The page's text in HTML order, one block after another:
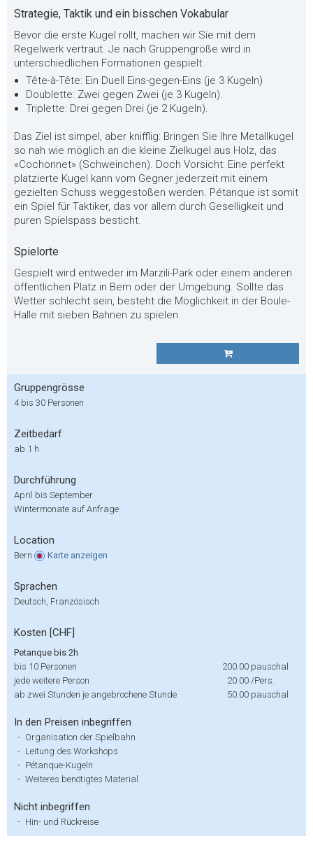
Strategie, Taktik und ein bisschen Vokabular
Bevor die erste Kugel rollt, machen wir Sie mit dem
Regelwerk vertraut. Je nach Gruppengröße wird in
unterschiedlichen Formationen gespielt:
Tête-à-Tête: Ein Duell Eins-gegen-Eins (je 3 Kugeln)
Doublette: Zwei gegen Zwei (je 3 Kugeln).
Triplette: Drei gegen Drei (je 2 Kugeln).
Das Ziel ist simpel, aber knifflig: Bringen Sie Ihre Metallkugel
so nah wie möglich an die kleine Zielkugel aus Holz, das
«Cochonnet» (Schweinchen). Doch Vorsicht: Eine perfekt
platzierte Kugel kann vom Gegner jederzeit mit einem
gezielten Schuss weggestoßen werden. Pétanque ist somit
ein Spiel für Taktiker, das vor allem durch Geselligkeit und
puren Spielspass besticht.
Spielorte
Gespielt wird entweder im Marzili-Park oder einem anderen
öffentlichen Platz in Bern oder der Umgebung. Sollte das
Wetter schlecht sein, besteht die Möglichkeit in der Boule-
Halle mit sieben Bahnen zu spielen.
Gruppengrösse
4 bis 30 Personen
Zeitbedarf
ab 1 h
Durchführung
April bis September
Wintermonate auf Anfrage
Location
Bern Karte anzeigen
Sprachen
Deutsch, Französisch
Kosten [CHF]
Petanque bis 2h
bis 10 Personen
200.00 pauschal
jede weitere Person
20.00 /Pers.
ab zwei Stunden je angebrochene Stunde
50.00 pauschal
In den Preisen inbegriffen
- Organisation der Spielbahn
- Leitung des Workshops
- Pétanque-Kugeln
- Weiteres benötigtes Material
Nicht inbegriffen
- Hin- und Rückreise